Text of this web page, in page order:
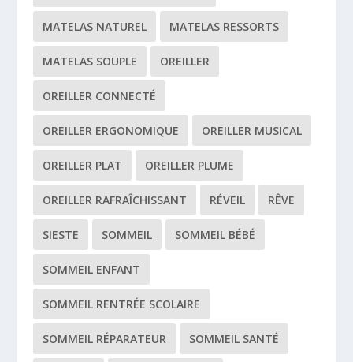
MATELAS NATUREL MATELAS RESSORTS
MATELAS SOUPLE OREILLER
OREILLER CONNECTÉ
OREILLER ERGONOMIQUE OREILLER MUSICAL
OREILLER PLAT OREILLER PLUME
OREILLER RAFRAÎCHISSANT RÉVEIL RÊVE
SIESTE SOMMEIL SOMMEIL BÉBÉ
SOMMEIL ENFANT
SOMMEIL RENTRÉE SCOLAIRE
SOMMEIL RÉPARATEUR SOMMEIL SANTÉ